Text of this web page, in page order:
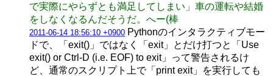
で実際にやらずとも満足してしまい」車の運転や結婚
をしなくなるんだそうだ。へー(棒
2011-06-14 18:56:10 +0900 Pythonのインタラクティブモー
ドで、「exit()」ではなく「exit」とだけ打つと「Use
exit() or Ctrl-D (i.e. EOF) to exit」って警告されるけ
ど、通常のスクリプト上で「print exit」を実行しても